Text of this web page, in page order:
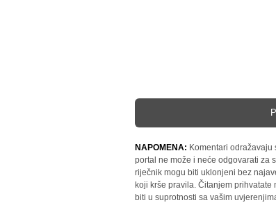
NAPOMENA: Komentari odražavaju
portal ne može i neće odgovarati za
riječnik mogu biti uklonjeni bez
koji krše pravila. Čitanjem
biti u suprotnosti sa vašim